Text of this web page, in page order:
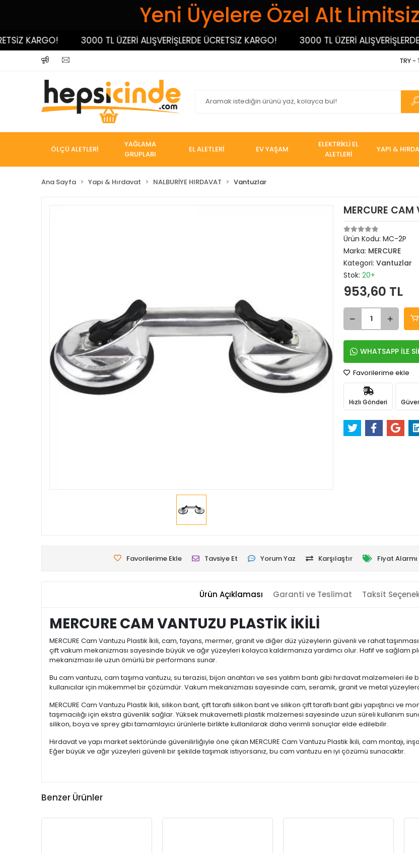
Yeni Üyelere Özel Alt
KARGO! 3000 TL ÜZERİ ALIŞVERİŞLERDE ÜCRETSİZ KARGO! 3000 TL ÜZERİ ALIŞVERİŞLERDE
TRY -
ÖLÇÜ ALETLERİ
YAĞLAMA
GRUPLARI
EL ALETLERİ EV YAŞAM
ELEKTRİKLİ EL
ALETLERİ
YAPI &
Ana Sayfa Yapı & Hırdavat NALBURİYE HIRDAVAT Vantuzlar
MERCURE CAM
Ürün Kodu: MC-2P
Marka: MERCURE
Kategori: Vantuzlar
Stok: 20+
953,60 TL
WHATSAPP İLE
Favorilerime ekle
Hızlı Gönderi
Favorilerime Ekle Tavsiye Et Yorum Yaz Karşılaştır Fiyat Alarmı
Ürün Açıklaması Garanti ve Teslimat Taksit
MERCURE CAM VANTUZU PLASTİK İKİLİ
MERCURE Cam Vantuzu Plastik İkili, cam, fayans, mermer, granit ve diğer düz yüzeylerin güvenli ve rahat
çift vakum mekanizması sayesinde büyük ve ağır yüzeyleri kolayca kaldırmanıza yardımcı olur. Hafif ve sağlam
mekanizması ile uzun ömürlü bir performans sunar.
Bu cam vantuzu, cam taşıma vantuzu, su terazisi, bijon anahtarı ve ses yalıtım bantı gibi hırdavat malzemeleri
kullanıcılar için mükemmel bir çözümdür. Vakum mekanizması sayesinde cam, seramik, granit ve metal
MERCURE Cam Vantuzu Plastik İkili, silikon bant, çift taraflı silikon bant ve silikon çift taraflı bant gibi yapıştırıcı ve
taşımacılığı için ekstra güvenlik sağlar. Yüksek mukavemetli plastik malzemesi sayesinde uzun süreli kullanım
silikon, boya ve sprey gibi tamamlayıcı ürünlerle birlikte kullanılarak daha verimli sonuçlar elde edilebilir.
Hırdavat ve yapı market sektöründe güvenilirliğiyle öne çıkan MERCURE Cam Vantuzu Plastik İkili, cam montajı,
Eğer büyük ve ağır yüzeyleri güvenli bir şekilde taşımak istiyorsanız, bu cam vantuzu en iyi çözümü sunacaktır.
Benzer Ürünler